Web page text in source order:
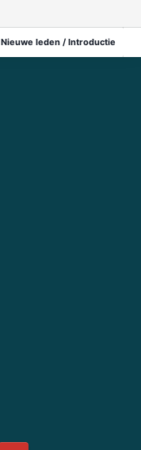
Nieuwe leden / Introductie